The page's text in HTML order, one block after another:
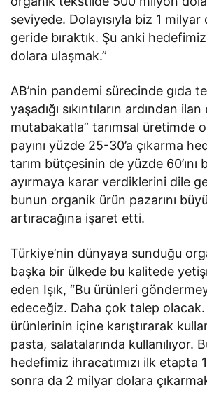
seviyede. Dolayısıyla biz 1 milyar
geride bıraktık. Şu anki
dolara ulaşmak.”
AB’nin pandemi sürecinde gıda
yaşadığı sıkıntıların ardından
mutabakatla” tarımsal üretimde
payını yüzde 25-30’a çıkarma
tarım bütçesinin de yüzde 60’ını
ayırmaya karar verdiklerini dile
bunun organik ürün pazarını
artıracağına işaret etti.
Türkiye’nin dünyaya sunduğu
başka bir ülkede bu kalitede
eden Işık, “Bu ürünleri
edeceğiz. Daha çok talep
ürünlerinin içine karıştırarak
pasta, salatalarında kullanılıyor.
hedefimiz ihracatımızı ilk etapta
sonra da 2 milyar dolara